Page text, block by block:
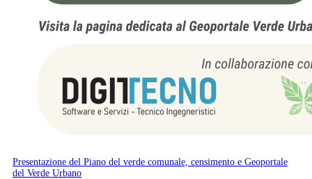
Presentazione del Piano del verde comunale, censimento e Geoportale
del Verde Urbano